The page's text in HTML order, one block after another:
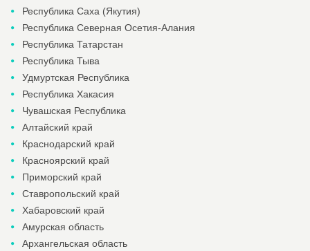
Республика Саха (Якутия)
Республика Северная Осетия-Алания
Республика Татарстан
Республика Тыва
Удмуртская Республика
Республика Хакасия
Чувашская Республика
Алтайский край
Краснодарский край
Красноярский край
Приморский край
Ставропольский край
Хабаровский край
Амурская область
Архангельская область